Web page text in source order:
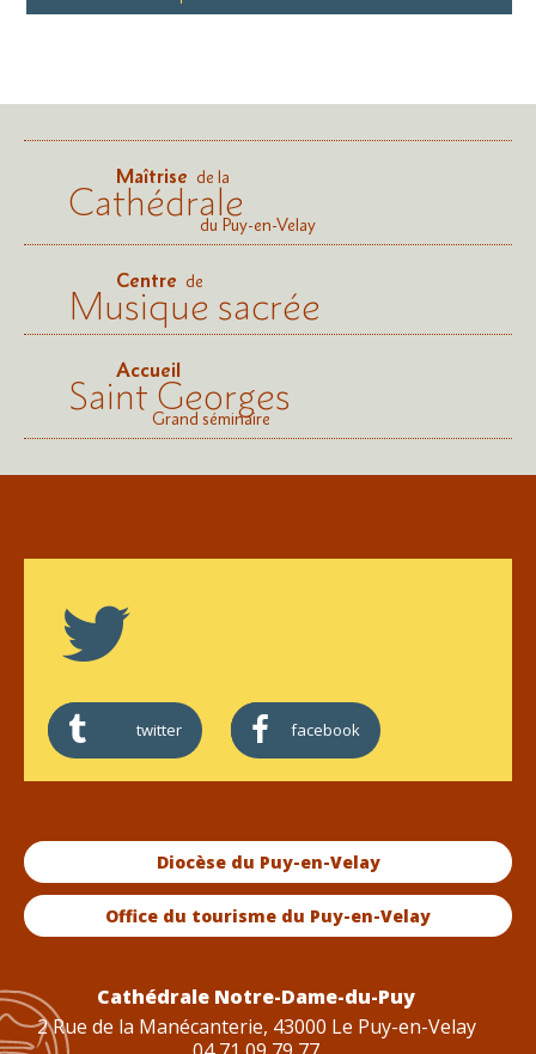
Maîtrise de la
Cathédraledu Puy-en-Velay
Centre de
Musique sacrée
Accueil
Saint Georges
Grand séminaire
twitter facebook
Diocèse du Puy-en-Velay
Office du tourisme du Puy-en-Velay
Cathédrale Notre-Dame-du-Puy
2 Rue de la Manécanterie, 43000 Le Puy-en-Velay